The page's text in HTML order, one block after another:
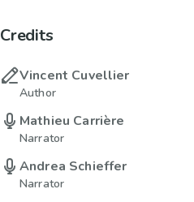
Credits
Vincent Cuvellier
Author
Mathieu Carrière
Narrator
Andrea Schieffer
Narrator